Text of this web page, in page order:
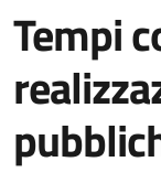
Tempi